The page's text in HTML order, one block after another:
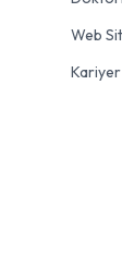
Web
Kariyer